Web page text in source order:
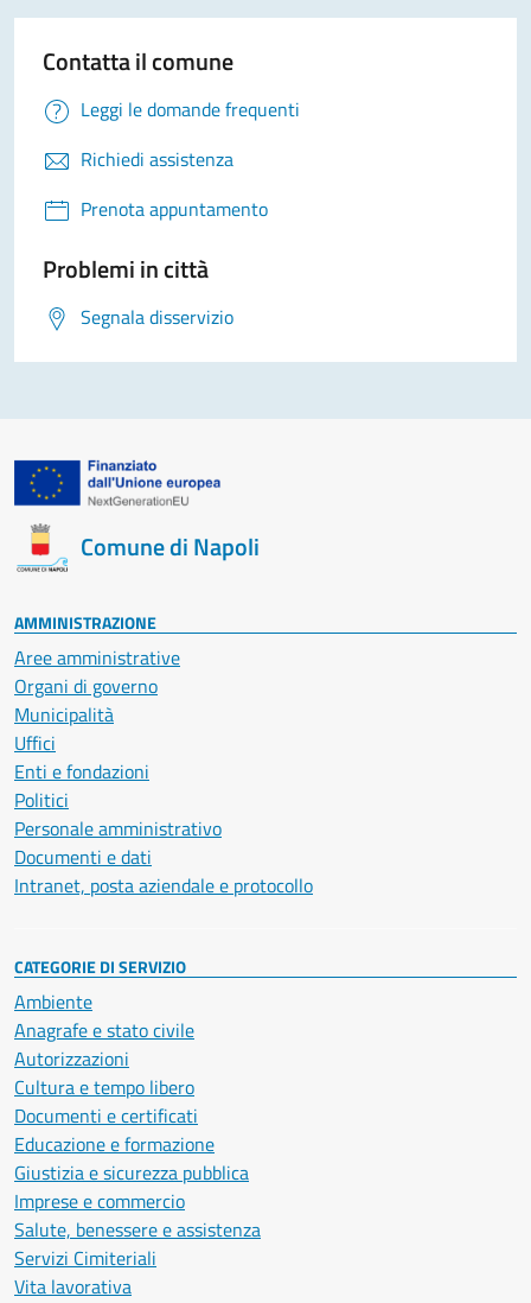
Contatta il comune
Leggi le domande frequenti
Richiedi assistenza
Prenota appuntamento
Problemi in città
Segnala disservizio
Comune di Napoli
AMMINISTRAZIONE
Aree amministrative
Organi di governo
Municipalità
Uffici
Enti e fondazioni
Politici
Personale amministrativo
Documenti e dati
Intranet, posta aziendale e protocollo
CATEGORIE DI SERVIZIO
Ambiente
Anagrafe e stato civile
Autorizzazioni
Cultura e tempo libero
Documenti e certificati
Educazione e formazione
Giustizia e sicurezza pubblica
Imprese e commercio
Salute, benessere e assistenza
Servizi Cimiteriali
Vita lavorativa